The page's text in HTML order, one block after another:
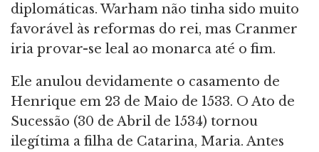
diplomáticas. Warham não tinha sido muito
favorável às reformas do rei, mas Cranmer
iria provar-se leal ao monarca até o fim.
Ele anulou devidamente o casamento de
Henrique em 23 de Maio de 1533. O Ato de
Sucessão (30 de Abril de 1534) tornou
ilegítima a filha de Catarina, Maria. Antes